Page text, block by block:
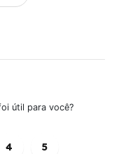
útil para você?
4 5